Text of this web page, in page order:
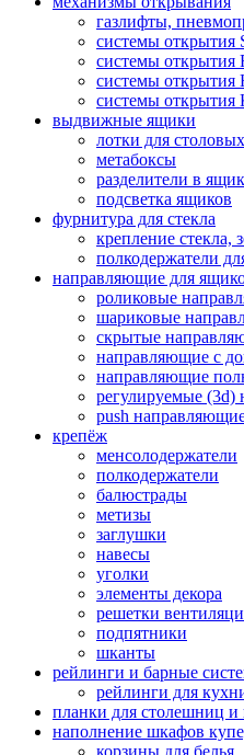
газлифты,
системы открытия
системы открытия
системы открытия
системы открытия
выдвижные ящики
лотки для
метабоксы
разделители в
подсветка ящиков
фурнитура для стекла
крепление стекла,
полкодержатели
направляющие для
роликовые
шариковые
скрытые
направляющие с
направляющие
регулируемые
push
крепёж
менсолодержатели
полкодержатели
балюстрады
метизы
заглушки
навесы
уголки
элементы декора
решетки
подпятники
шканты
рейлинги и барные
рейлинги для
планки для столешниц и
наполнение шкафов